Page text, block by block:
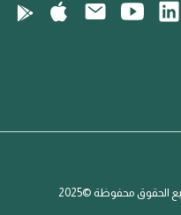
الحقوق محفوظة ©2025